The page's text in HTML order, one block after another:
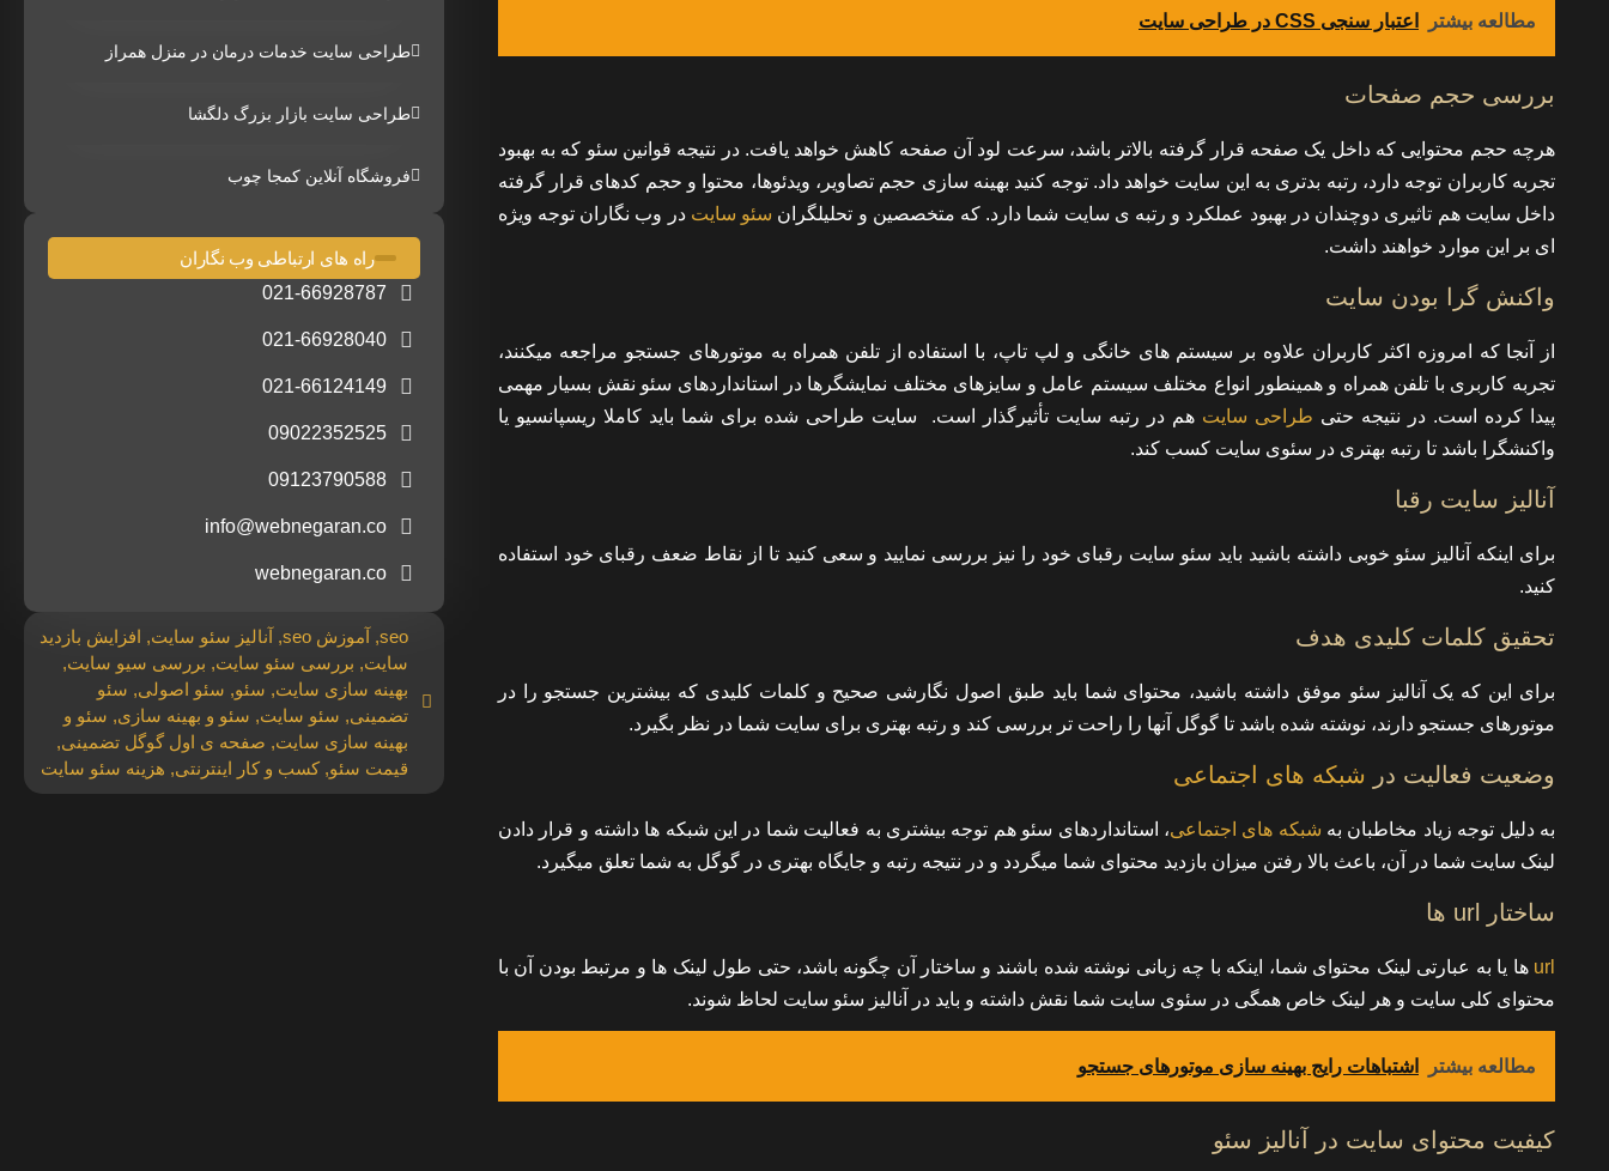
مطالعه بیشتر اعتبار سنجی CSS در طراحی سایت
بررسی حجم صفحات
هرچه حجم محتوایی که داخل یک صفحه قرار گرفته بالاتر باشد، سرعت لود آن صفحه کاهش خواهد یافت. در نتیجه قوانین سئو که به بهبود
تجربه کاربران توجه دارد، رتبه بدتری به این سایت خواهد داد. توجه کنید بهینه سازی حجم تصاویر، ویدئوها، محتوا و حجم کدهای قرار گرفته
داخل سایت هم تاثیری دوچندان در بهبود عملکرد و رتبه ی سایت شما دارد. که متخصصین و تحلیلگران سئو سایت در وب نگاران توجه ویژه
ای بر این موارد خواهند داشت.
واکنش گرا بودن سایت
از آنجا که امروزه اکثر کاربران علاوه بر سیستم های خانگی و لپ تاپ، با استفاده از تلفن همراه به موتورهای جستجو مراجعه میکنند،
تجربه کاربری با تلفن همراه و همینطور انواع مختلف سیستم عامل و سایزهای مختلف نمایشگرها در استانداردهای سئو نقش بسیار مهمی
پیدا کرده است. در نتیجه حتی طراحی سایت هم در رتبه سایت تأثیرگذار است. سایت طراحی شده برای شما باید کاملا ریسپانسیو یا
واکنشگرا باشد تا رتبه بهتری در سئوی سایت کسب کند.
آنالیز سایت رقبا
برای اینکه آنالیز سئو خوبی داشته باشید باید سئو سایت رقبای خود را نیز بررسی نمایید و سعی کنید تا از نقاط ضعف رقبای خود استفاده
کنید.
تحقیق کلمات کلیدی هدف
برای این که یک آنالیز سئو موفق داشته باشید، محتوای شما باید طبق اصول نگارشی صحیح و کلمات کلیدی که بیشترین جستجو را در
موتورهای جستجو دارند، نوشته شده باشد تا گوگل آنها را راحت تر بررسی کند و رتبه بهتری برای سایت شما در نظر بگیرد.
وضعیت فعالیت در شبکه های اجتماعی
به دلیل توجه زیاد مخاطبان به شبکه های اجتماعی، استانداردهای سئو هم توجه بیشتری به فعالیت شما در این شبکه ها داشته و قرار دادن
لینک سایت شما در آن، باعث بالا رفتن میزان بازدید محتوای شما میگردد و در نتیجه رتبه و جایگاه بهتری در گوگل به شما تعلق میگیرد.
ساختار url ها
url ها یا به عبارتی لینک محتوای شما، اینکه با چه زبانی نوشته شده باشند و ساختار آن چگونه باشد، حتی طول لینک ها و مرتبط بودن آن با
محتوای کلی سایت و هر لینک خاص همگی در سئوی سایت شما نقش داشته و باید در آنالیز سئو سایت لحاظ شوند.
مطالعه بیشتر اشتباهات رایج بهینه سازی موتورهای جستجو
کیفیت محتوای سایت در آنالیز سئو
طراحی سایت خدمات درمان در منزل همراز
طراحی سایت بازار بزرگ دلگشا
فروشگاه آنلاین کمجا چوب
راه های ارتباطی وب نگاران
021-66928787
021-66928040
021-66124149
09022352525
09123790588
info@webnegaran.co
webnegaran.co
seo
, آموزش seo , آنالیز سئو سایت, افزایش بازدید
سایت, بررسی سئو سایت, بررسی سیو سایت,
بهینه سازی سایت, سئو, سئو اصولی, سئو
تضمینی, سئو سایت, سئو و بهینه سازی, سئو و
بهینه سازی سایت, صفحه ی اول گوگل تضمینی,
قیمت سئو,کسب و کار اینترنتی, هزینه سئو سایت